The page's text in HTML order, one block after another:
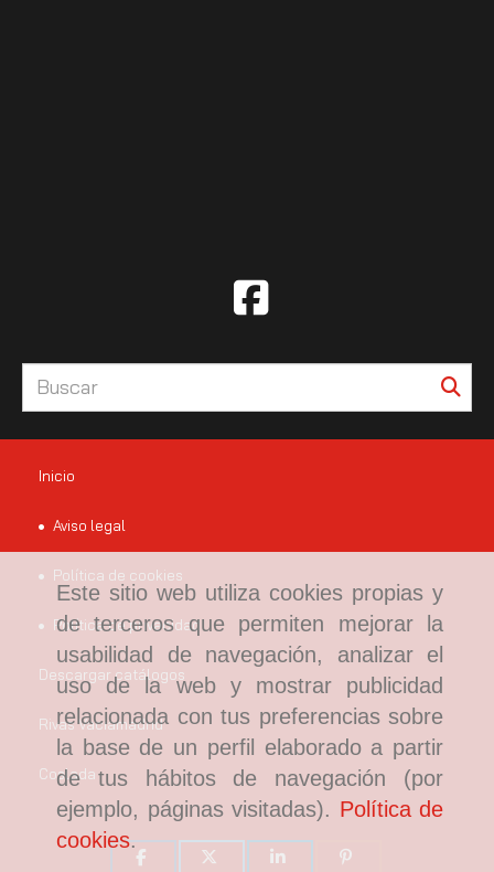
Este sitio web utiliza cookies propias y
de terceros que permiten mejorar la
usabilidad de navegación, analizar el
uso de la web y mostrar publicidad
relacionada con tus preferencias sobre
la base de un perfil elaborado a partir
de tus hábitos de navegación (por
ejemplo, páginas visitadas). Política de
cookies.
Inicio
Aviso legal
Política de cookies
Política de privacidad
Descargar catálogos
Rivas Vaciamadrid
Coslada